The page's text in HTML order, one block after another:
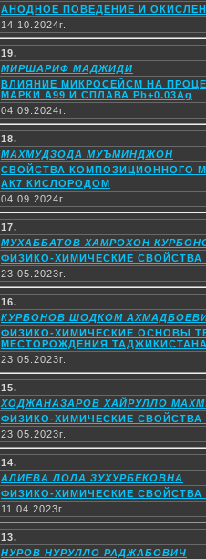
АНОДНОЕ ПОВЕДЕНИЕ И
14.10.2024г.
19.
МИРШАРИФ МАДЖИДИ
ВЛИЯНИЕ МИКРОСЕЙСМ НА
МАРКИ А99 И СПЛАВА Pb+0.03Ag
04.09.2024г.
18.
МАХМУДЗОДА МУЪМИНДЖОН
СВОЙСТВА КОМПОЗИЦИОННОГО
АК7 КИСЛОРОДОМ
04.09.2024г.
17.
МУХАББАТОВ ХАМРОХОН
ФИЗИКО-ХИМИЧЕСКИЕ
23.05.2023г.
16.
КУРБОНОВ ШОДКОМ
ФИЗИКО-ХИМИЧЕСКИЕ ОСНОВЫ
МЕСТОРОЖДЕНИЯ
23.05.2023г.
15.
ХОДЖАНАЗАРОВ ХАЙРУЛЛО
ФИЗИКО-ХИМИЧЕСКИЕ СВОЙСТВА
23.05.2023г.
14.
АЛИЕВА ЛОЛА ЗУХУРБЕКОВНА
ФИЗИКО-ХИМИЧЕСКИЕ СВОЙСТВА
11.04.2023г.
13.
НУРОВ НУРУЛЛО РАДЖАБОВИЧ